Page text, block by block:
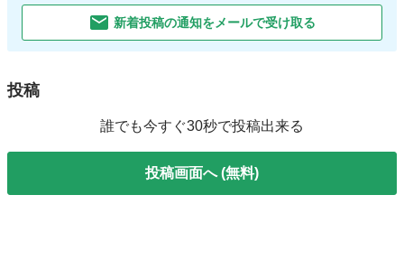
新着投稿の通知をメールで受け取る
投稿
誰でも今すぐ30秒で投稿出来る
投稿画面へ (無料)